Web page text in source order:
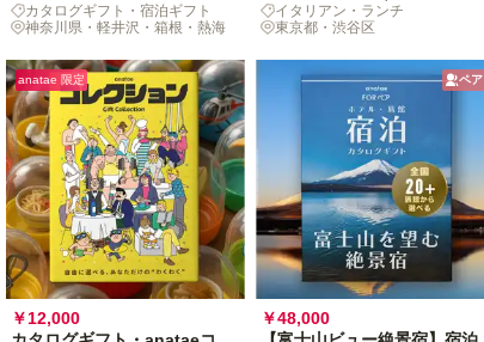
施設〜
カタログギフト・宿泊ギフト
神奈川県・軽井沢・箱根・熱海
かせプリフィックス＋乾杯ス
パークリング付き
イタリアン・ランチ
東京都・渋谷区
anatae 限定
￥12,000
ペア
￥48,000